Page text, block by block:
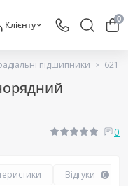
Клієнту 0
підшипники 6217
0
Відгуки 0